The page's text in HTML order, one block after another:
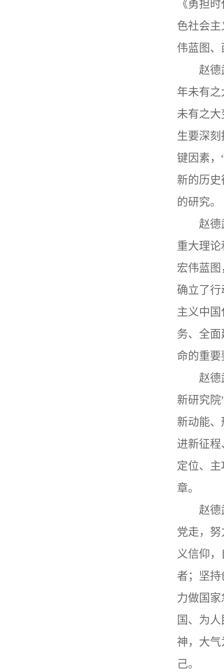
《勇担
色社会
伟蓝图、
赵德
年未有
未有之大
生要深刻
键因素，
新的历
的研究。
赵德
重大理
宏伟蓝图
确立了
主义中
务、全
命的重要
赵德
新研究院
新动能
进新征
定位、
章。
赵德
党走，
义信仰
者 ；坚
力做国
国、为
神，大
己。